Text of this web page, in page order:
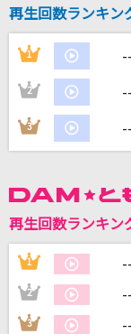
Pretender
Official髭男dism
再生回数ランキン
1
2
3
再生回数ランキン
1
2
3